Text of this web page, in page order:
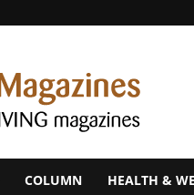
COLUMN HEALTH &